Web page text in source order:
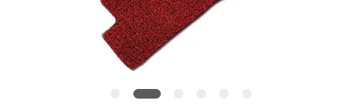
POLITYKA
PRYWATNOŚCI